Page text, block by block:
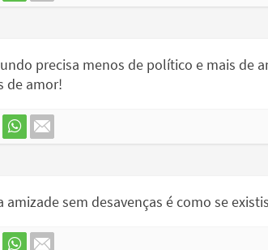
precisa menos de político e mais de
de amor!
amizade sem desavenças é como se